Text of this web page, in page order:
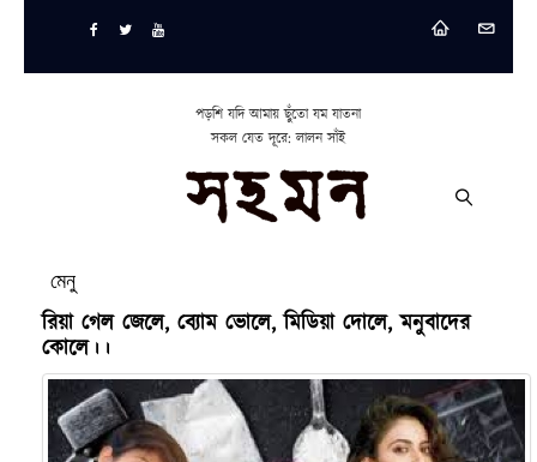
পড়শি যদি আমায় ছুঁতো যম যাতনা
সকল যেত দূরে: লালন সাঁই
মেনু
রিয়া গেল জেলে, ব্যোম ভোলে, মিডিয়া দোলে, মনুবাদের
কোলে।।